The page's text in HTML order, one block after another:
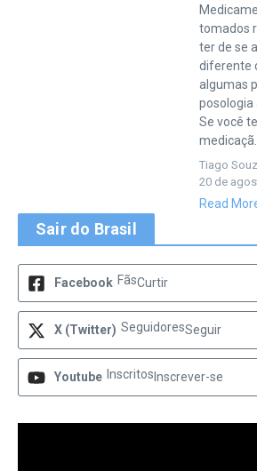
tomados
ter de se
diferente
algumas
posologia
Se você
medicaçã...
Tiago
20 de
Read
Sair do Brasil
Facebook FãsCurtir
X (Twitter) SeguidoresSeguir
Youtube Inscritos Inscrever-se